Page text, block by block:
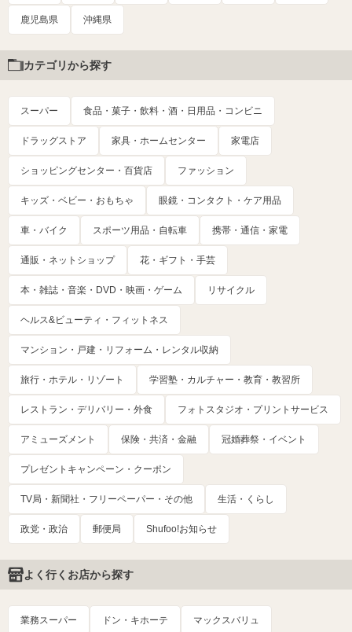
鹿児島県 沖縄県
カテゴリから探す
スーパー 食品・菓子・飲料・酒・日用品・コンビニ
ドラッグストア 家具・ホームセンター 家電店
ショッピングセンター・百貨店 ファッション
キッズ・ベビー・おもちゃ 眼鏡・コンタクト・ケア用品
車・バイク スポーツ用品・自転車 携帯・通信・家電
通販・ネットショップ 花・ギフト・手芸
本・雑誌・音楽・DVD・映画・ゲーム リサイクル
ヘルス&ビューティ・フィットネス
マンション・戸建・リフォーム・レンタル収納
旅行・ホテル・リゾート 学習塾・カルチャー・教育・教習所
レストラン・デリバリー・外食 フォトスタジオ・プリントサービス
アミューズメント 保険・共済・金融 冠婚葬祭・イベント
プレゼントキャンペーン・クーポン
TV局・新聞社・フリーペーパー・その他 生活・くらし
政党・政治 郵便局 Shufoo!お知らせ
よく行くお店から探す
業務スーパー ドン・キホーテ マックスバリュ